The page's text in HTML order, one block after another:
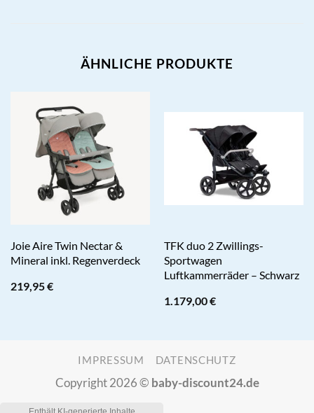
ÄHNLICHE PRODUKTE
Joie Aire Twin Nectar &
Mineral inkl. Regenverdeck
219,95€
TFK duo 2 Zwillings-
Sportwagen
Luftkammerräder – Schwarz
1.179,00€
IMPRESSUM DATENSCHUTZ
Copyright 2026 © baby-discount24.de